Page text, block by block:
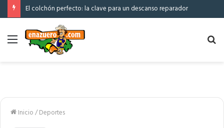
El colchón perfecto: la clave para un descanso reparador
Menú
Inicio/Deportes